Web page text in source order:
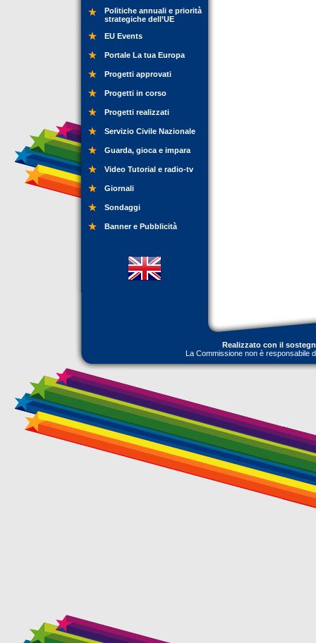
Politiche annuali e priorità
strategiche dell’UE
EU Events
Portale La tua Europa
Progetti approvati
Progetti in corso
Progetti realizzati
Servizio Civile Nazionale
Guarda, gioca e impara
Video Tutorial e radio-tv
Giornali
Sondaggi
Banner e Pubblicità
Realizzato con il
La Commissione non è responsabile